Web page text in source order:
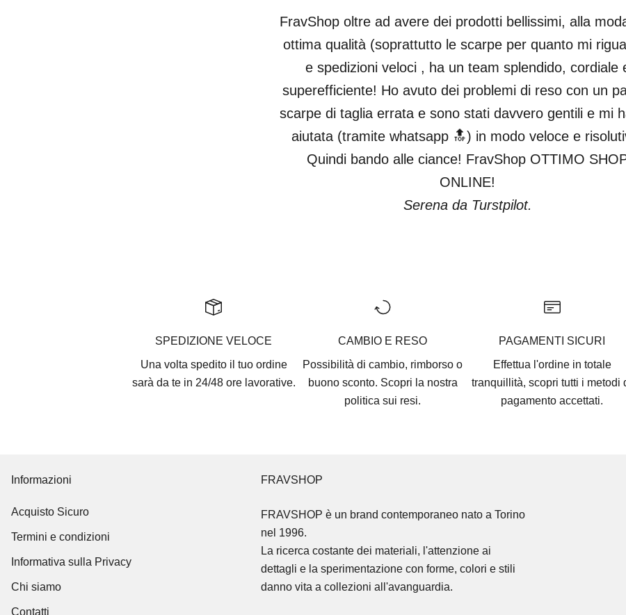
FravShop oltre ad avere dei prodotti bellissimi, alla
ottima qualità (soprattutto le scarpe per quanto mi
e spedizioni veloci , ha un team splendido, cordiale
superefficiente! Ho avuto dei problemi di reso con un
scarpe di taglia errata e sono stati davvero gentili e mi
aiutata (tramite whatsapp 🔝) in modo veloce e
Quindi bando alle ciance! FravShop OTTIMO
ONLINE!
Serena da Turstpilot.
SPEDIZIONE VELOCE
Una volta spedito il tuo ordine
sarà da te in 24/48 ore lavorative.
CAMBIO E RESO
Possibilità di cambio, rimborso o
buono sconto. Scopri la nostra
politica sui resi.
PAGAMENTI SICURI
Effettua l'ordine in totale
tranquillità, scopri tutti i metodi
pagamento accettati.
Informazioni
Acquisto Sicuro
Termini e condizioni
Informativa sulla Privacy
Chi siamo
Contatti
FRAVSHOP
FRAVSHOP è un brand contemporaneo nato a Torino
nel 1996.
La ricerca costante dei materiali, l'attenzione ai
dettagli e la sperimentazione con forme, colori e stili
danno vita a collezioni all'avanguardia.